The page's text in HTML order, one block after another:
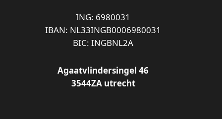
ING: 6980031
IBAN: NL33INGB0006980031
BIC: INGBNL2A
Agaatvlindersingel 46
3544ZA utrecht